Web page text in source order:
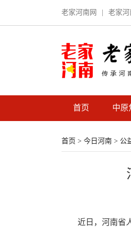
老家河南网 老家河
首页 中原
首页 > 今日河南 > 公
近日，河南省